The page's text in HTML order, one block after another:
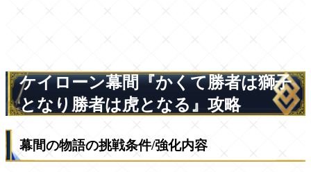
ケイローン幕間『かくて勝者は獅子
となり勝者は虎となる』攻略
幕間の物語の挑戦条件/強化内容